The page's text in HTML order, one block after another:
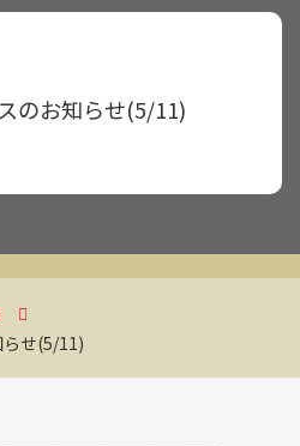
のお知らせ(5/11)
せ(5/11)